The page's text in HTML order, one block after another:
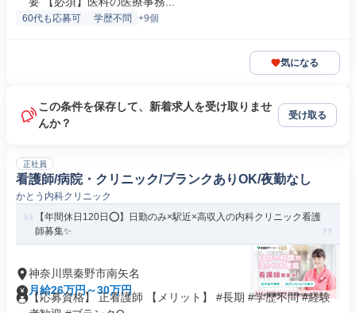
60代も応募可 学歴不問 +9個
気になる
この条件を保存して、新着求人を受け取りませ
んか？
受け取る
正社員
看護師/病院・クリニック/ブランクありOK/夜勤なし
かとう内科クリニック
【年間休日120日⭕】日勤のみ×駅近×高収入の内科クリニック看護
師募集✨
神奈川県秦野市南矢名
月給26万円～30万円
【応募資格】 正看護師 【メリット】 #長期 #学歴不問 #経験